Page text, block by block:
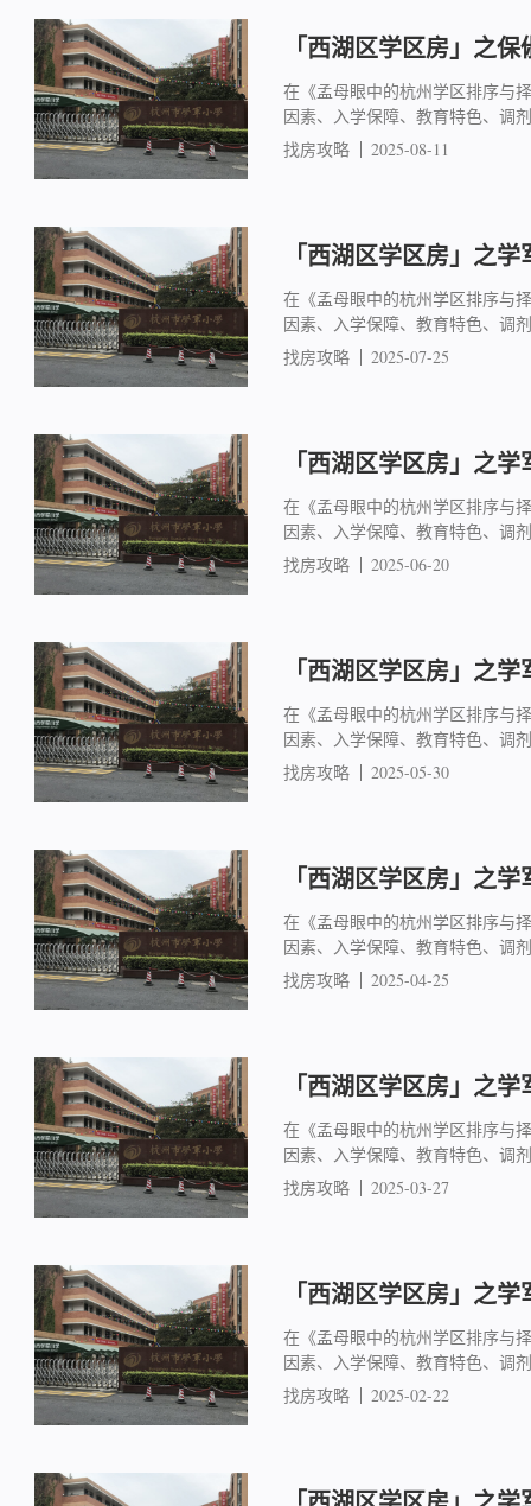
「西湖区学区房」之
在《孟母眼中的杭州学区排序与
因素、入学保障、教育特色、调
找房攻略
2025-08-11
「西湖区学区房」之
在《孟母眼中的杭州学区排序与
因素、入学保障、教育特色、调
找房攻略
2025-07-25
「西湖区学区房」之
在《孟母眼中的杭州学区排序与
因素、入学保障、教育特色、调
找房攻略
2025-06-20
「西湖区学区房」之
在《孟母眼中的杭州学区排序与
因素、入学保障、教育特色、调
找房攻略
2025-05-30
「西湖区学区房」之
在《孟母眼中的杭州学区排序与
因素、入学保障、教育特色、调
找房攻略
2025-04-25
「西湖区学区房」之
在《孟母眼中的杭州学区排序与
因素、入学保障、教育特色、调
找房攻略
2025-03-27
「西湖区学区房」之
在《孟母眼中的杭州学区排序与
因素、入学保障、教育特色、调
找房攻略
2025-02-22